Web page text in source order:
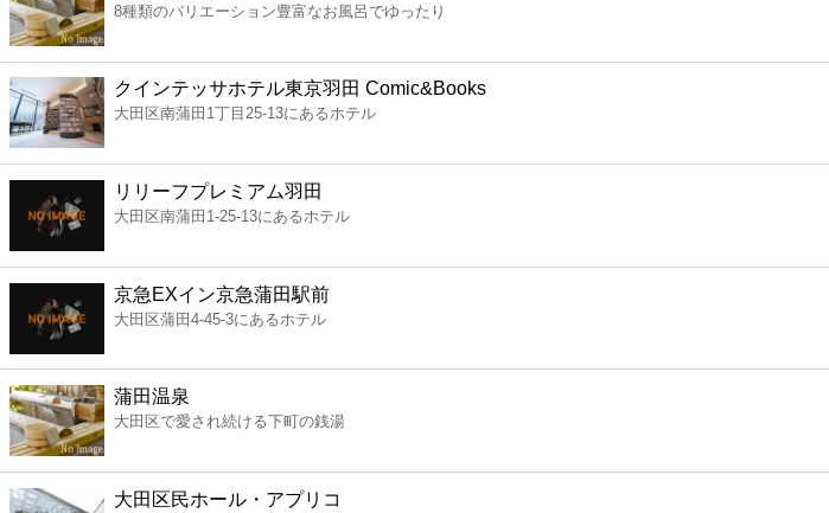
コンビニ
薬局
スーパー
エンタメ
レジャー
書店
ファミレス
ファーストフード
8種類のバリエーション豊富なお風呂でゆったり
クインテッサホテル東京羽田 Comic&Books
大田区南蒲田1丁目25-13にあるホテル
リリーフプレミアム羽田
大田区南蒲田1-25-13にあるホテル
京急EXイン京急蒲田駅前
大田区蒲田4-45-3にあるホテル
蒲田温泉
大田区で愛され続ける下町の銭湯
大田区民ホール・アプリコ